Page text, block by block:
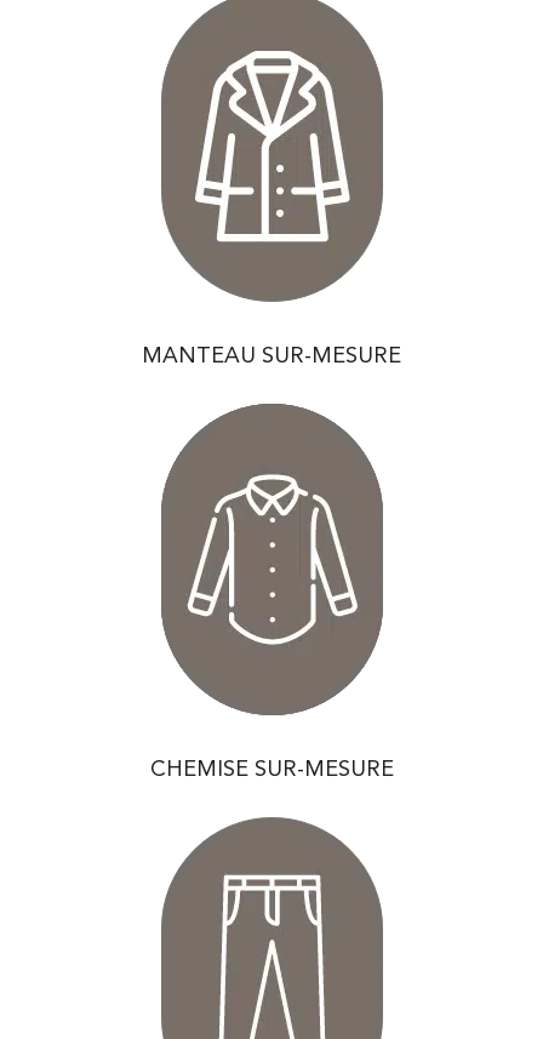
MANTEAU SUR-MESURE
CHEMISE SUR-MESURE